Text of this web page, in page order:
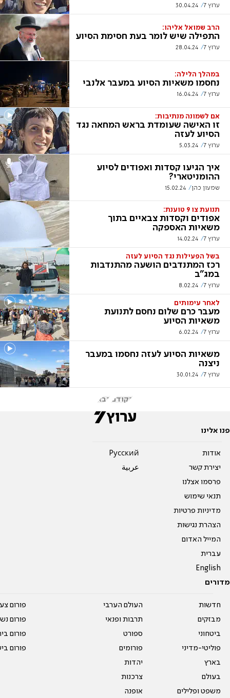
ערוץ 7 30.04.24
הרב שמואל אליהו:
התפילה שיש לומר בעת חסימת הסיוע
ערוץ 7 28.04.24
במהלך הלילה:
נחסמו משאיות הסיוע במעבר אלנבי
ערוץ 7 16.04.24
אם לשמונה מנתיבות:
זו האישה שעומדת בראש המחאה נגד
הסיוע לעזה
ערוץ 7 5.03.24
איך הגיעו קסדות ואפודים לסיוע
ההומניטארי?
שמעון כהן 15.02.24
תנועת צו 9 טוענת:
אפודים וקסדות צבאיים בתוך
משאיות האספקה
ערוץ 7 14.02.24
בשל הפעילות נגד הסיוע לעזה
רכז המתנדבים הושעה מהתנדבות
במג"ב
ערוץ 7 8.02.24
לאחר עימותים
מעבר כרם שלום נחסם לתנועת
משאיות הסיוע
ערוץ 7 6.02.24
משאיות הסיוע לעזה נחסמו במעבר
ניצנה
ערוץ 7 30.01.24
הקודם הבא
פנו אלינו
אודות
יצירת קשר
פרסמו אצלנו
תנאי שימוש
מדיניות פרטיות
הצהרת נגישות
המייל האדום
עברית
English
Pусский
عربية
מדורים
חדשות
מבזקים
ביטחוני
פוליטי-מדיני
בארץ
בעולם
משפט ופלילים
העולם הערבי
תרבות ופנאי
ספורט
פורומים
יהדות
צרכנות
אופנה
פורום
פורום
פורום
פורום